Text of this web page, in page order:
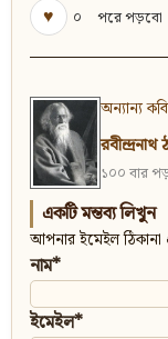
♥
০ পরে পড়বো
অন্যান্য
১০০ বার
একটি মন্তব্য লিখুন
আপনার ইমেইল ঠিকানা
নাম*
ইমেইল*